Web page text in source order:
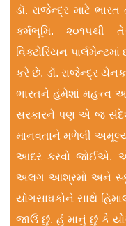
ડૉ. રાજેન્દ્ર માટે
કર્મભૂમિ.
વિક્ટોરિયન
કરે છે. ડૉ. રાજેન્દ્ર
ભારતને હંમેશાં
સરકારને પણ એ જ
માનવતાને મળેલી
આદર કરવો જોઈએ. એ
અલગ આશ્રમો અને
યોગસાધકોને સાથે
જાઉં છું. હું માનું છું કે